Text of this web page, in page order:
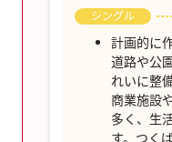
シングル
計画的に
道路や公
れいに整
商業施設
多く、生
す。つく